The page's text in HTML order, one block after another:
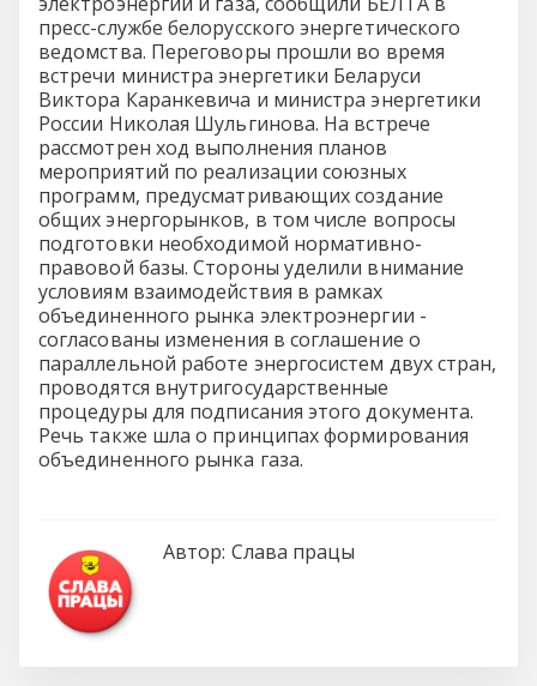
пресс-службе белорусского энергетического
ведомства. Переговоры прошли во время
встречи министра энергетики Беларуси
Виктора Каранкевича и министра энергетики
России Николая Шульгинова. На встрече
рассмотрен ход выполнения планов
мероприятий по реализации союзных
программ, предусматривающих создание
общих энергорынков, в том числе вопросы
подготовки необходимой нормативно-
правовой базы. Стороны уделили внимание
условиям взаимодействия в рамках
объединенного рынка электроэнергии -
согласованы изменения в соглашение о
параллельной работе энергосистем двух стран,
проводятся внутригосударственные
процедуры для подписания этого документа.
Речь также шла о принципах формирования
объединенного рынка газа.
Автор: Слава працы